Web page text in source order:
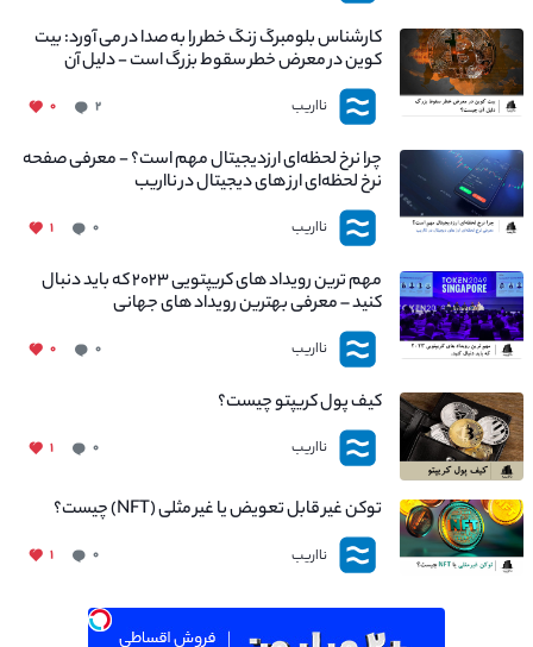
کارشناس بلومبرگ زنگ خطر را به صدا در می آورد: بیت
کوین در معرض خطر سقوط بزرگ است - دلیل آن
چیست؟
نااریب ۲ ۰
چرا نرخ لحظه‌ای ارزدیجیتال مهم است؟ - معرفی صفحه
نرخ لحظه‌ای ارز های دیجیتال در نااریب
نااریب ۰ ۱
مهم ترین رویداد های کریپتویی ۲۰۲۳ که باید دنبال
کنید – معرفی بهترین رویداد های جهانی
نااریب ۰ ۰
کیف پول کریپتو چیست؟
نااریب ۰ ۱
توکن غیر قابل تعویض یا غیر مثلی (NFT) چیست؟
نااریب ۰ ۱